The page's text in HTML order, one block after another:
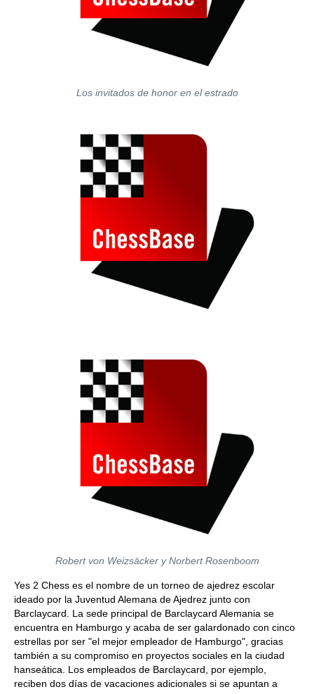
Los invitados de honor en el estrado
Robert von Weizsäcker y Norbert Rosenboom
Yes 2 Chess es el nombre de un torneo de ajedrez escolar
ideado por la Juventud Alemana de Ajedrez junto con
Barclaycard. La sede principal de Barclaycard Alemania se
encuentra en Hamburgo y acaba de ser galardonado con cinco
estrellas por ser "el mejor empleador de Hamburgo", gracias
también a su compromiso en proyectos sociales en la ciudad
hanseática. Los empleados de Barclaycard, por ejemplo,
reciben dos días de vacaciones adicionales si se apuntan a